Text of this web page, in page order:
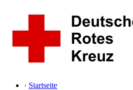
· Startseite